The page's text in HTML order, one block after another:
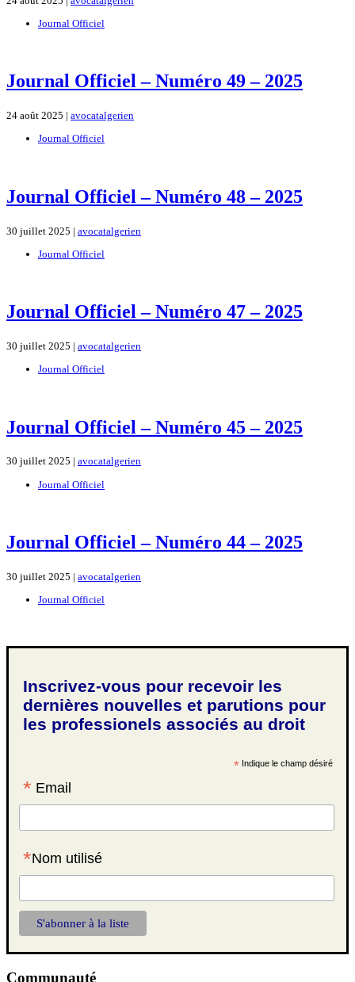
Journal Officiel
Journal Officiel – Numéro 49 – 2025
24 août 2025 | avocatalgerien
Journal Officiel
Journal Officiel – Numéro 48 – 2025
30 juillet 2025 | avocatalgerien
Journal Officiel
Journal Officiel – Numéro 47 – 2025
30 juillet 2025 | avocatalgerien
Journal Officiel
Journal Officiel – Numéro 45 – 2025
30 juillet 2025 | avocatalgerien
Journal Officiel
Journal Officiel – Numéro 44 – 2025
30 juillet 2025 | avocatalgerien
Journal Officiel
Inscrivez-vous pour recevoir les
dernières nouvelles et parutions pour
les professionels associés au droit
* Indique le champ désiré
* Email
*Nom utilisé
Communauté